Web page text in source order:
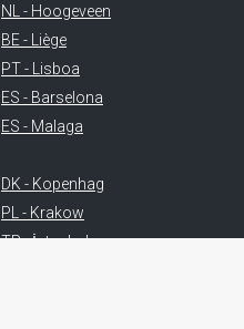
NL - Hoogeveen
BE - Liège
PT - Lisboa
ES - Barselona
ES - Malaga
DK - Kopenhag
PL - Krakow
TR - İstanbul